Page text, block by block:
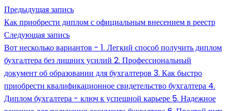
Предыдущая запись
Как приобрести диплом с официальным внесением в реестр
Следующая запись
Вот несколько вариантов - 1. Легкий способ получить диплом
бухгалтера без лишних усилий 2. Профессиональный
документ об образовании для бухгалтеров 3. Как быстро
приобрести квалификационное свидетельство бухгалтера 4.
Диплом бухгалтера - ключ к успешной карьере 5. Надежное